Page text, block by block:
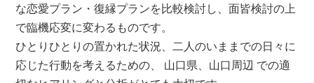
な恋愛プラン・復縁プランを比較検討し、面皆検討の上
で臨機応変に変わるものです。
ひとりひとりの置かれた状況、二人のいままでの日々に
応じた行動を考えるための、 山口県、山口周辺 での適